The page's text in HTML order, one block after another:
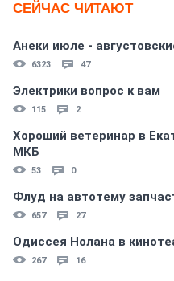
СЕЙЧАС ЧИТАЮТ
Анеки июле -
6323 47
Электрики вопрос к вам
115 2
Хороший ветеринар в
МКБ
53 0
Флуд на автотему
657 27
Одиссея Нолана в
267 16